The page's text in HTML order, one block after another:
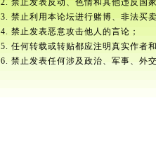
2. 禁止发表反动、色情和其他违反国
3. 禁止利用本论坛进行赌博、非法买
4. 禁止发表恶意攻击他人的言论；
5. 任何转载或转贴都应注明真实作者
6. 禁止发表任何涉及政治、军事、外